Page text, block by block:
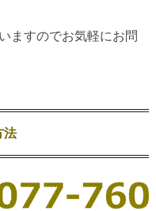
ますのでお気軽にお問
法